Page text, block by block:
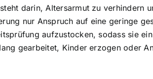
darin, Altersarmut zu verhindern
nur Anspruch auf eine geringe
aufzustocken, sodass sie
gearbeitet, Kinder erzogen oder